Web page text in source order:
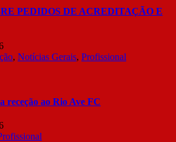
PEDIDOS DE ACREDITAÇÃO E
, Notícias Gerais, Profissional
receção ao Rio Ave FC